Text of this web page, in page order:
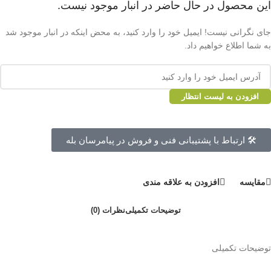
این محصول در حال حاضر در انبار موجود نیست.
جای نگرانی نیست! ایمیل خود را وارد کنید، به محض اینکه در انبار موجود شد
به شما اطلاع خواهیم داد.
افزودن به لیست انتظار
🛠 ارتباط با پشتیبانی فنی و فروش در پیامرسان بله
مقايسه افزودن به علاقه مندی
توضیحات تکمیلینظرات (0)
توضیحات تکمیلی